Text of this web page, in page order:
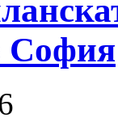
София